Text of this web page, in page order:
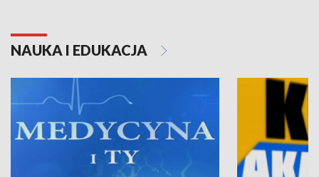
NAUKA I EDUKACJA